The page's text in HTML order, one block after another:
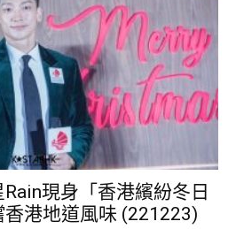
現身「香港繽紛冬日
港地道風味 (221223)